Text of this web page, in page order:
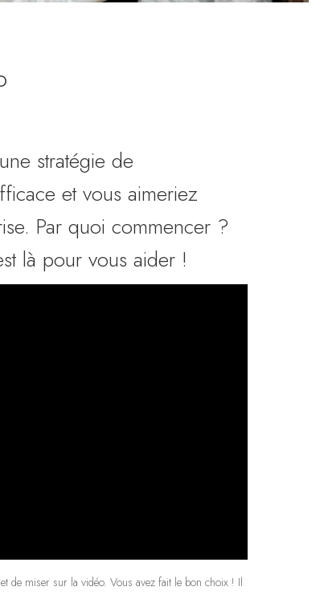
stratégie de
et vous aimeriez
Par quoi commencer ?
là pour vous aider !
de miser sur la vidéo. Vous avez fait le bon choix ! Il